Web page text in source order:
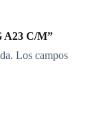
A23 C/M”
Los campos